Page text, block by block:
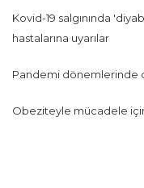
Kovid-19 salgınında
hastalarına uyarılar
Pandemi dönemlerinde
Obeziteyle mücadele